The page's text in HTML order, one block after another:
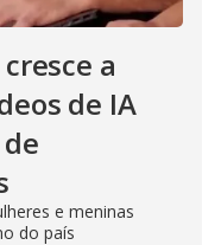
a
de IA
e meninas
do país